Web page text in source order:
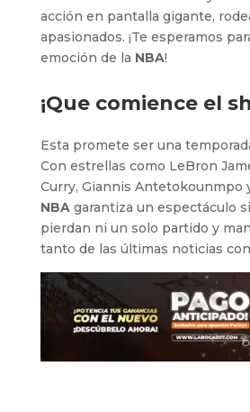
acción en pantalla gigante,
apasionados. ¡Te esperamos
emoción de la NBA!
¡Que comience el
Esta promete ser una
Con estrellas como LeBron
Curry, Giannis Antetokounmpo
NBAgarantiza un espectáculo
pierdan ni un solo partido y
tanto de las últimas noticias